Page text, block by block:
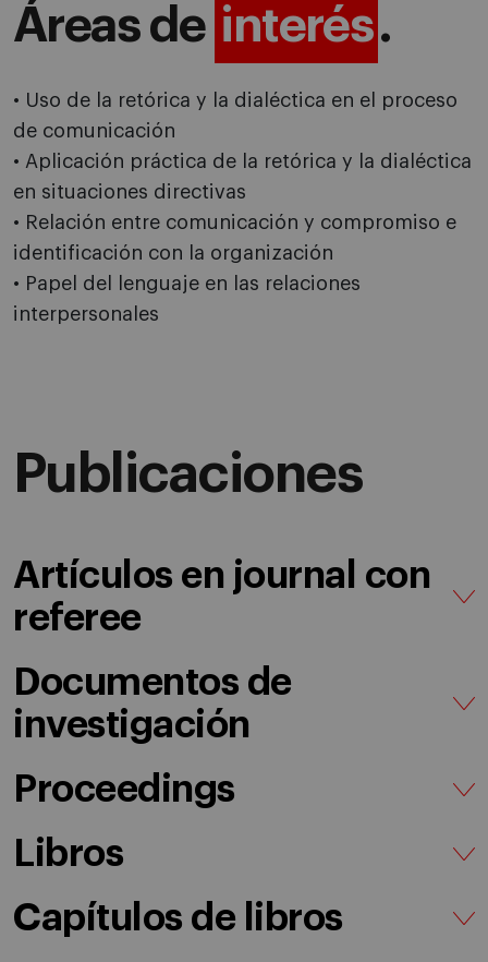
Áreas de interés.
• Uso de la retórica y la dialéctica en el proceso
de comunicación
• Aplicación práctica de la retórica y la dialéctica
en situaciones directivas
• Relación entre comunicación y compromiso e
identificación con la organización
• Papel del lenguaje en las relaciones
interpersonales
Publicaciones
Artículos en journal con
referee
Documentos de
investigación
Proceedings
Libros
Capítulos de libros